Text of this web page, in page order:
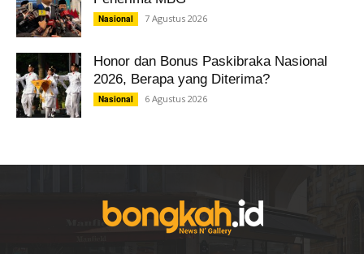
Nasional 7 Agustus 2026
Honor dan Bonus Paskibraka Nasional
2026, Berapa yang Diterima?
Nasional 6 Agustus 2026